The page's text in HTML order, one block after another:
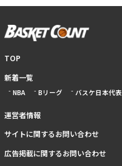
TOP
新着一覧
NBA Bリーグ バスケ日本代表
運営者情報
サイトに関するお問い合わせ
広告掲載に関するお問い合わせ